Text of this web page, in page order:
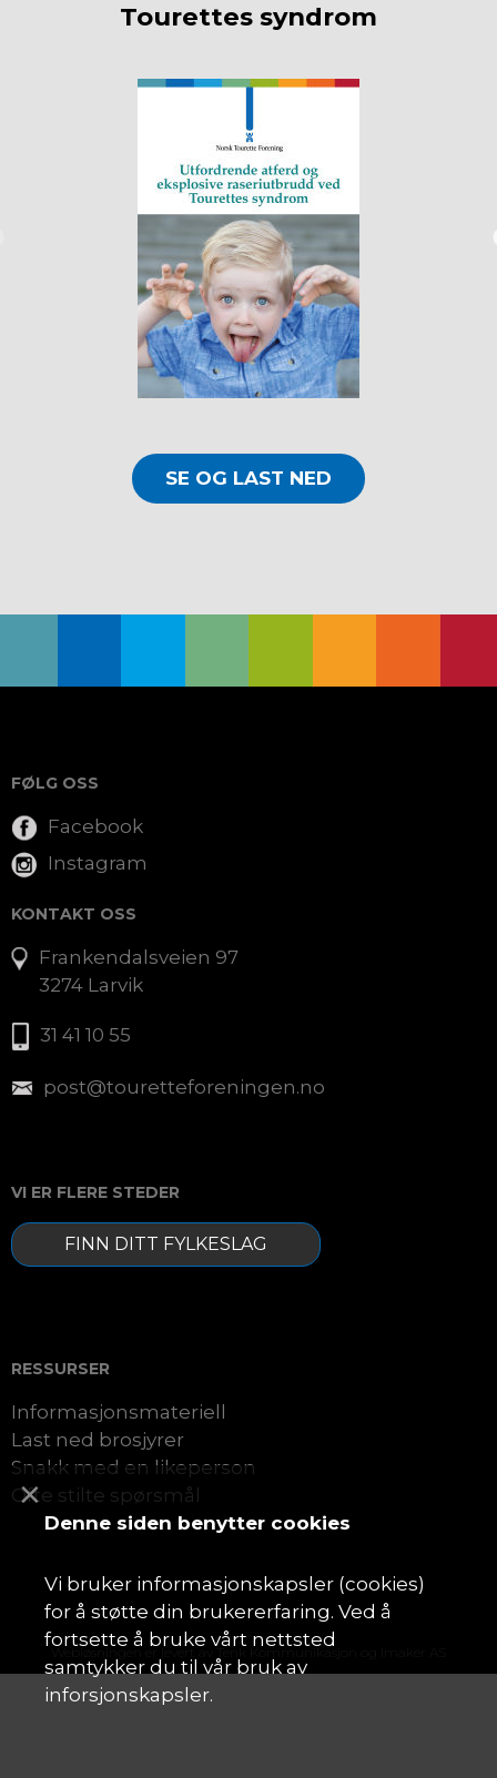
Tourettes syndrom
SE OG LAST NED
FØLG OSS
Facebook
Instagram
Denne siden benytter cookies
Vi bruker informasjonskapsler (cookies)
for å støtte din brukererfaring. Ved å
fortsette å bruke vårt nettsted
samtykker du til vår bruk av
inforsjonskapsler.
×
KONTAKT OSS
Frankendalsveien 97
3274 Larvik
31 41 10 55
post@touretteforeningen.no
VI ER FLERE STEDER
FINN DITT FYLKESLAG
RESSURSER
Informasjonsmateriell
Last ned brosjyrer
Snakk med en likeperson
Ofte stilte spørsmål
Webløsningen er levert avTenk Kommunikasjon